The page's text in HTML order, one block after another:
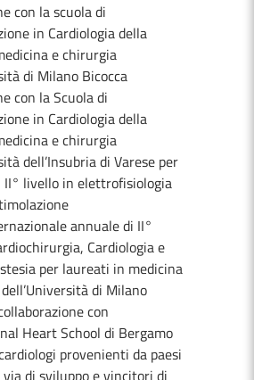
con la scuola di
in Cardiologia della
e chirurgia
di Milano Bicocca
con la Scuola di
in Cardiologia della
e chirurgia
dell’Insubria di Varese per
II° livello in elettrofisiologia
annuale di II°
Cardiologia e
per laureati in medicina
di Milano
con
Heart School di Bergamo
provenienti da paesi
di sviluppo e vincitori di